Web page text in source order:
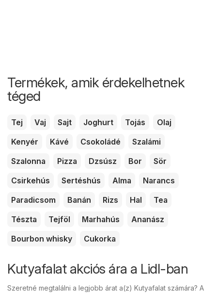
Termékek, amik érdekelhetnek
téged
Tej Vaj Sajt Joghurt Tojás
Olaj
Kenyér
Kávé Csokoládé
Szalámi
Szalonna
Pizza Dzsúsz Bor
Sör
Csirkehús
Sertéshús Alma
Narancs
Paradicsom
Banán Rizs Hal
Tea
Tészta
Tejföl Marhahús
Ananász
Bourbon whisky
Cukorka
Kutyafalat akciós ára a Lidl-ban
Szeretné megtalálni a legjobb árat a(z) Kutyafalat számára? A